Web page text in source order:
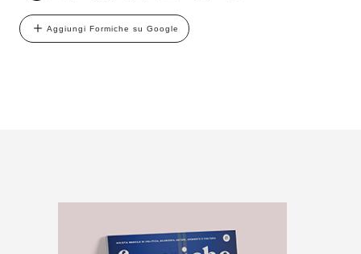
Aggiungi Formiche su Google